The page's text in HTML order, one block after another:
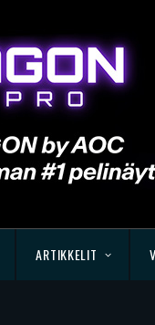
ARTIKKELIT